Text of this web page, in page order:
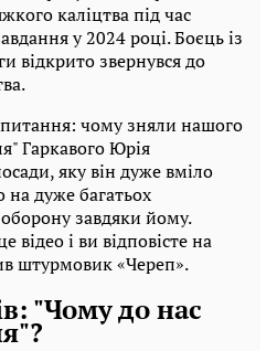
каліцтва під час
у 2024 році. Боєць із
відкрито звернувся до
чому зняли нашого
Гаркавого Юрія
яку він дуже вміло
дуже багатьох
завдяки йому.
відео і ви відповісте на
штурмовик «Череп».
"Чому до нас